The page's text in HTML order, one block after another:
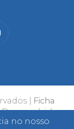
|
Ficha
no nosso